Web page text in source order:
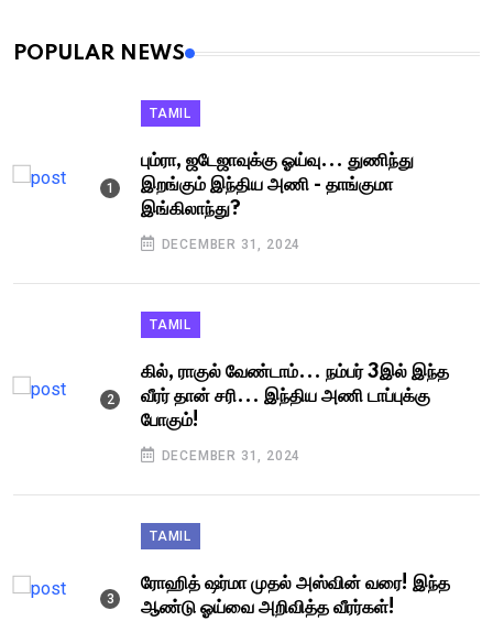
POPULAR NEWS
TAMIL
பும்ரா, ஜடேஜாவுக்கு ஓய்வு... துணிந்து
இறங்கும் இந்திய அணி - தாங்குமா
இங்கிலாந்து?
DECEMBER 31, 2024
TAMIL
கில், ராகுல் வேண்டாம்... நம்பர் 3இல் இந்த
வீரர் தான் சரி... இந்திய அணி டாப்புக்கு
போகும்!
DECEMBER 31, 2024
TAMIL
ரோஹித் ஷர்மா முதல் அஸ்வின் வரை! இந்த
ஆண்டு ஓய்வை அறிவித்த வீரர்கள்!